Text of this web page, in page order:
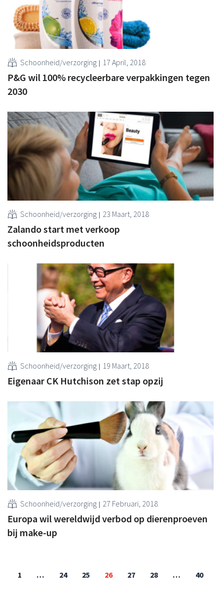
Schoonheid/verzorging 17 April, 2018
P&G wil 100% recycleerbare verpakkingen tegen
2030
Schoonheid/verzorging 23 Maart, 2018
Zalando start met verkoop
schoonheidsproducten
Schoonheid/verzorging 19 Maart, 2018
Eigenaar CK Hutchison zet stap opzij
Schoonheid/verzorging 27 Februari, 2018
Europa wil wereldwijd verbod op dierenproeven
bij make-up
1 … 24 25 26 27 28 … 40